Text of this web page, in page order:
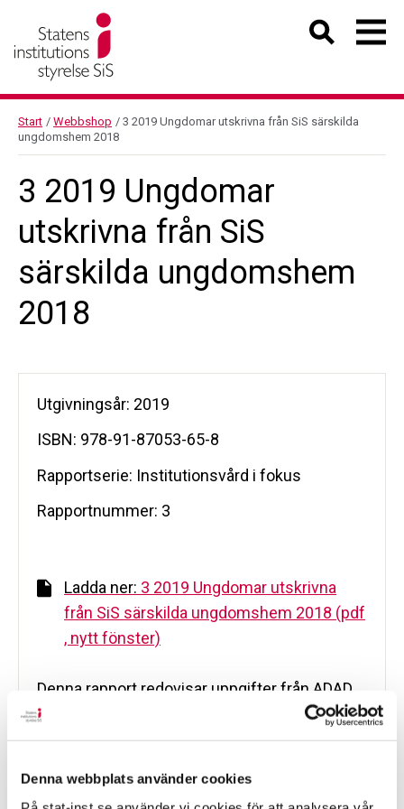
Denna webbplats använder cookies
Start / Webbshop / 3 2019 Ungdomar utskrivna från SiS särskilda
ungdomshem 2018
3 2019 Ungdomar
utskrivna från SiS
särskilda ungdomshem
2018
Utgivningsår: 2019
ISBN: 978-91-87053-65-8
Rapportserie: Institutionsvård i fokus
Rapportnummer: 3
Ladda ner: 3 2019 Ungdomar utskrivna
från SiS särskilda ungdomshem 2018 (pdf
, nytt fönster)
Denna rapport redovisar uppgifter från ADAD
utskrivningsintervjuer, som görs i samband
med att ungdomarna skrivs ut eller friges från
Intervjuerna syftar till att ge ungdomarna en